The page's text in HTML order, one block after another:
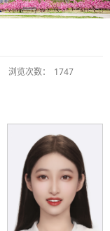
浏览次数： 1747